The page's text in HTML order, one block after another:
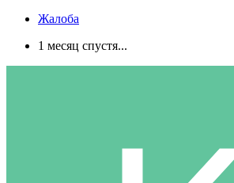
Жалоба
1 месяц спустя...